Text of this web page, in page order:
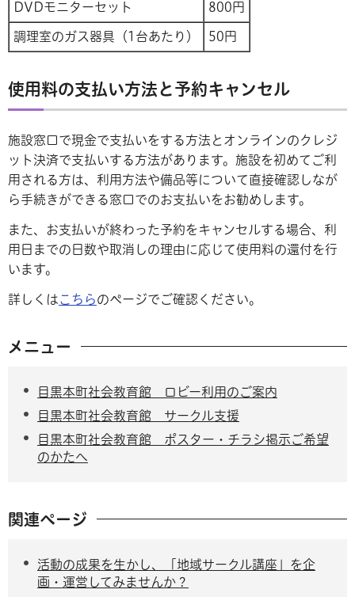
DVDモニターセット 800円
調理室のガス器具（1台あたり） 50円
使用料の支払い方法と予約キャンセル
施設窓口で現金で支払いをする方法とオンラインのクレジ
ット決済で支払いする方法があります。施設を初めてご利
用される方は、利用方法や備品等について直接確認しなが
ら手続きができる窓口でのお支払いをお勧めします。
また、お支払いが終わった予約をキャンセルする場合、利
用日までの日数や取消しの理由に応じて使用料の還付を行
います。
詳しくはこちらのページでご確認ください。
メニュー
目黒本町社会教育館 ロビー利用のご案内
目黒本町社会教育館 サークル支援
目黒本町社会教育館 ポスター・チラシ掲示ご希望
のかたへ
関連ページ
活動の成果を生かし、「地域サークル講座」を企
画・運営してみませんか？